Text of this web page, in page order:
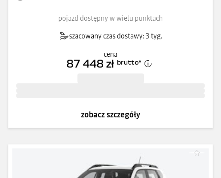
pojazd dostępny w wielu punktach
szacowany czas dostawy: 3 tyg.
cena
87 448 zł brutto*
zobacz szczegóły